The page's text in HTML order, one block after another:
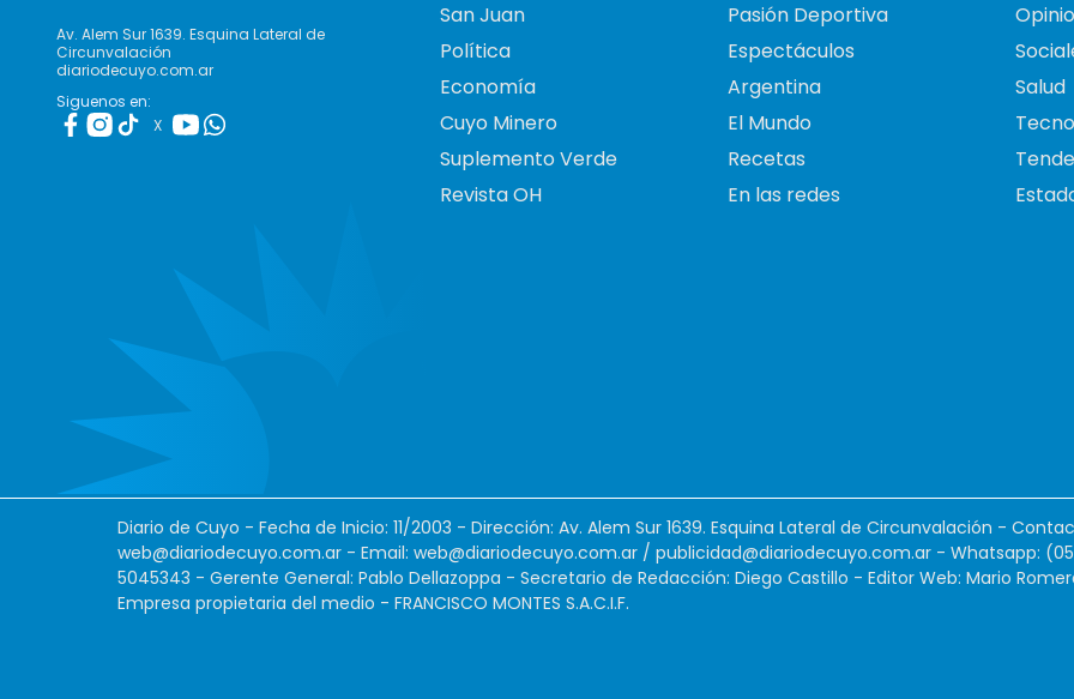
Av. Alem Sur 1639. Esquina Lateral de
Circunvalación
diariodecuyo.com.ar
Siguenos en:
X
San Juan
Política
Economía
Cuyo Minero
Suplemento Verde
Revista OH
Pasión Deportiva
Espectáculos
Argentina
El Mundo
Recetas
En las redes
Salud
Diario de Cuyo - Fecha de Inicio: 11/2003 - Dirección: Av. Alem Sur 1639. Esquina Lateral de Circunvalación -
web@diariodecuyo.com.ar - Email: web@diariodecuyo.com.ar / publicidad@diariodecuyo.com.ar - Whatsapp:
5045343 - Gerente General: Pablo Dellazoppa - Secretario de Redacción: Diego Castillo - Editor Web: Mario
Empresa propietaria del medio - FRANCISCO MONTES S.A.C.I.F.